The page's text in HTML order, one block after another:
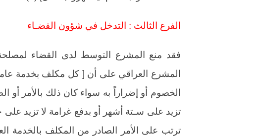
الفرع الثالث : التدخل في شؤون القضـاء
فقد منع المشرع التوسط لدى القضاء
المشرع العراقي على أن [ كل مكلف بخدمة
الخصوم أو إضراراً به سواء كان ذلك بالأمر أو
ترتب على الأمر الصادر من المكلف بالخدمة